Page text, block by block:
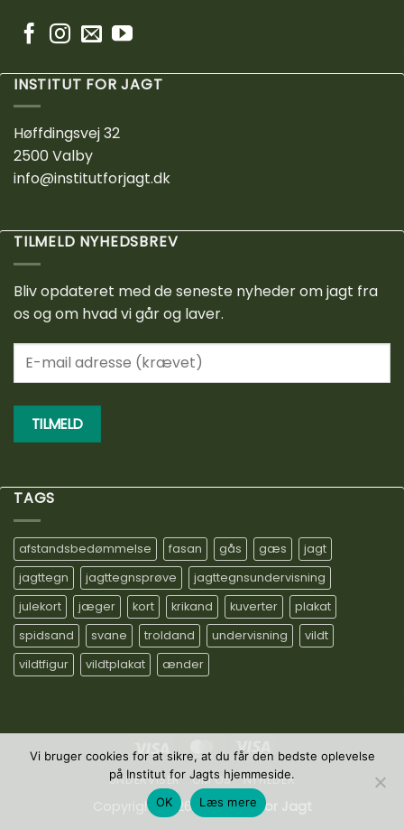
INSTITUT FOR JAGT
Høffdingsvej 32
2500 Valby
info@institutforjagt.dk
TILMELD NYHEDSBREV
Bliv opdateret med de seneste nyheder om jagt fra
os og om hvad vi går og laver.
TAGS
afstandsbedømmelse fasan gås gæs
jagt
jagttegn
jagttegnsprøve
jagttegnsundervisning
julekort
jæger kort krikand kuverter
plakat
spidsand
svane troldand undervisning
vildt
vildtfigur
vildtplakat ænder
MasterCard
Electron
UNDERVISER OM OS NYHEDER
Copyright 2026 ©Institut for Jagt
Vi bruger cookies for at sikre, at du får den bedste oplevelse
på Institut for Jagts hjemmeside.
OK
Læs mere